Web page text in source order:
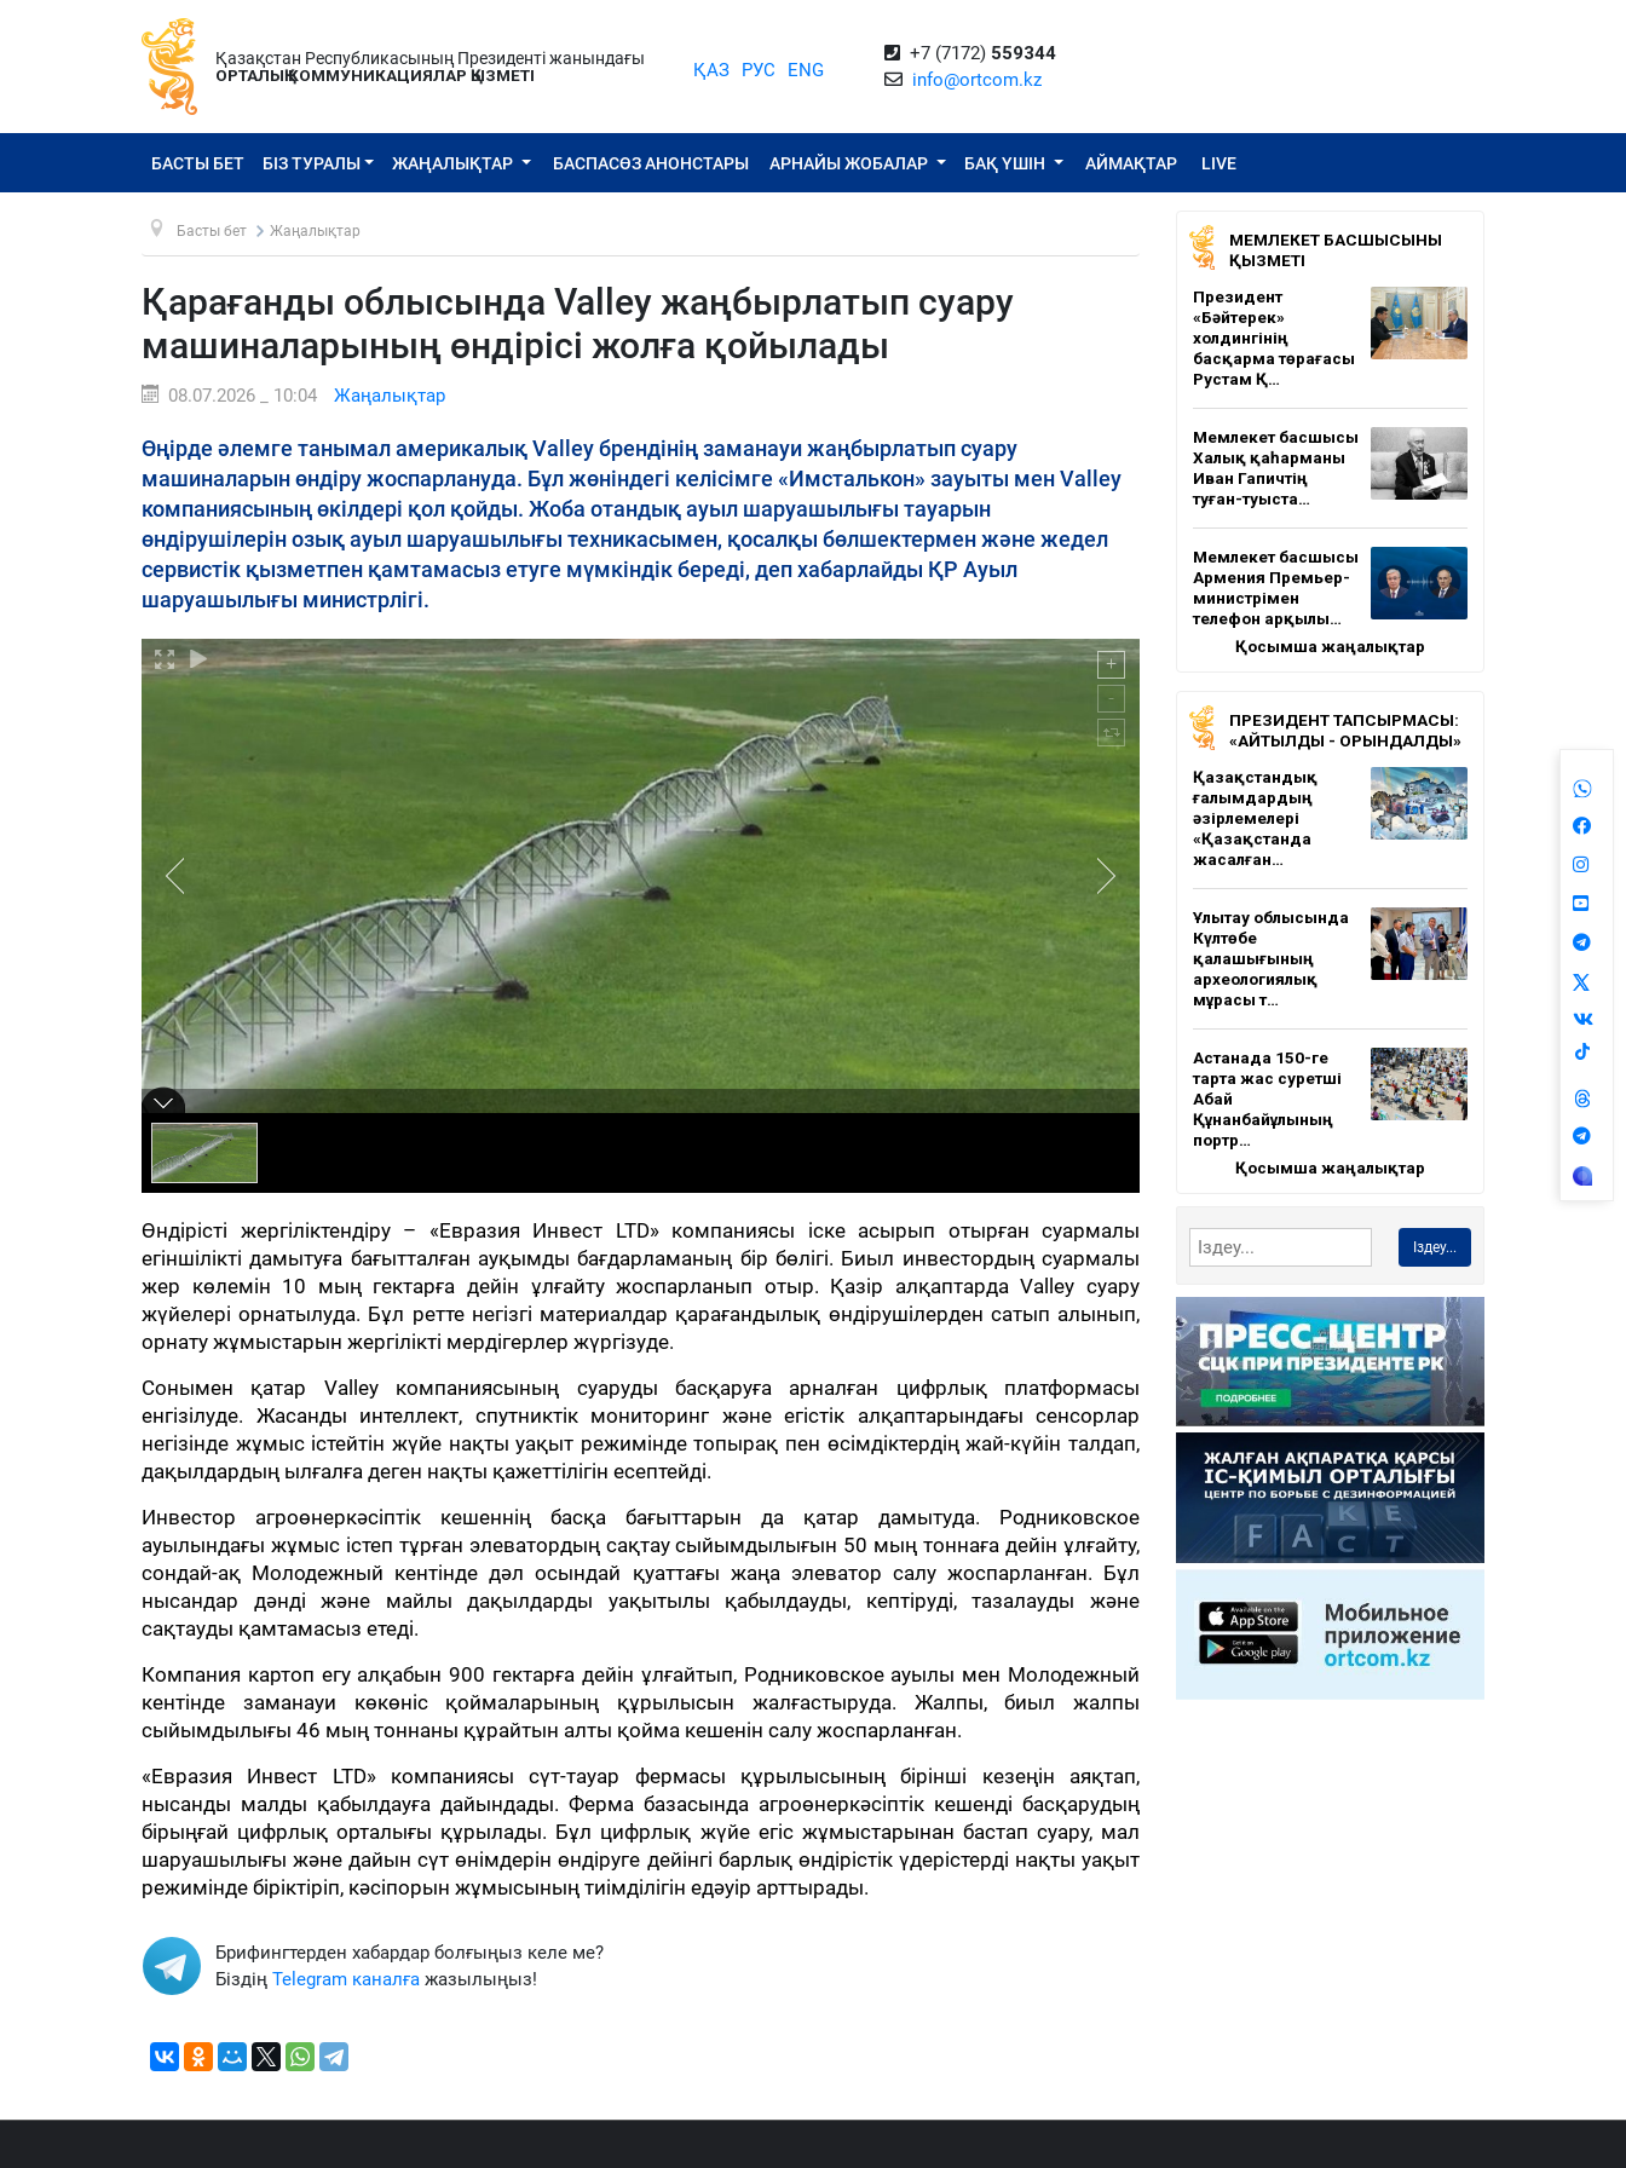
Қазақстан Республикасының Президенті жанындағы
ОРТАЛЫҚ КОММУНИКАЦИЯЛАР ҚЫЗМЕТІ
ҚАЗ РУС ENG
+7 (7172) 559344
info@ortcom.kz
БАСТЫ БЕТ БІЗ ТУРАЛЫ ЖАҢАЛЫҚТАР БАСПАСӨЗ АНОНСТАРЫ АРНАЙЫ ЖОБАЛАР БАҚ ҮШІН АЙМАҚТАР LIVE
Басты бет Жаңалықтар
Қарағанды облысында Valley жаңбырлатып суару
машиналарының өндірісі жолға қойылады
08.07.2026 _ 10:04 Жаңалықтар
Өңірде әлемге танымал америкалық Valley брендінің заманауи жаңбырлатып суару
машиналарын өндіру жоспарлануда. Бұл жөніндегі келісімге «Имсталькон» зауыты мен Valley
компаниясының өкілдері қол қойды. Жоба отандық ауыл шаруашылығы тауарын
өндірушілерін озық ауыл шаруашылығы техникасымен, қосалқы бөлшектермен және жедел
сервистік қызметпен қамтамасыз етуге мүмкіндік береді, деп хабарлайды ҚР Ауыл
шаруашылығы министрлігі.
Өндірісті жергіліктендіру – «Евразия Инвест LTD» компаниясы іске асырып отырған суармалы
егіншілікті дамытуға бағытталған ауқымды бағдарламаның бір бөлігі. Биыл инвестордың суармалы
жер көлемін 10 мың гектарға дейін ұлғайту жоспарланып отыр. Қазір алқаптарда Valley суару
жүйелері орнатылуда. Бұл ретте негізгі материалдар қарағандылық өндірушілерден сатып алынып,
орнату жұмыстарын жергілікті мердігерлер жүргізуде.
Сонымен қатар Valley компаниясының суаруды басқаруға арналған цифрлық платформасы
енгізілуде. Жасанды интеллект, спутниктік мониторинг және егістік алқаптарындағы сенсорлар
негізінде жұмыс істейтін жүйе нақты уақыт режимінде топырақ пен өсімдіктердің жай-күйін талдап,
дақылдардың ылғалға деген нақты қажеттілігін есептейді.
Инвестор агроөнеркәсіптік кешеннің басқа бағыттарын да қатар дамытуда. Родниковское
ауылындағы жұмыс істеп тұрған элеватордың сақтау сыйымдылығын 50 мың тоннаға дейін ұлғайту,
сондай-ақ Молодежный кентінде дәл осындай қуаттағы жаңа элеватор салу жоспарланған. Бұл
нысандар дәнді және майлы дақылдарды уақытылы қабылдауды, кептіруді, тазалауды және
сақтауды қамтамасыз етеді.
Компания картоп егу алқабын 900 гектарға дейін ұлғайтып, Родниковское ауылы мен Молодежный
кентінде заманауи көкөніс қоймаларының құрылысын жалғастыруда. Жалпы, биыл жалпы
сыйымдылығы 46 мың тоннаны құрайтын алты қойма кешенін салу жоспарланған.
«Евразия Инвест LTD» компаниясы сүт-тауар фермасы құрылысының бірінші кезеңін аяқтап,
нысанды малды қабылдауға дайындады. Ферма базасында агроөнеркәсіптік кешенді басқарудың
бірыңғай цифрлық орталығы құрылады. Бұл цифрлық жүйе егіс жұмыстарынан бастап суару, мал
шаруашылығы және дайын сүт өнімдерін өндіруге дейінгі барлық өндірістік үдерістерді нақты уақыт
режимінде біріктіріп, кәсіпорын жұмысының тиімділігін едәуір арттырады.
Брифингтерден хабардар болғыңыз келе ме?
Біздің Telegram каналға жазылыңыз!
МЕМЛЕКЕТ БАСШЫСЫНЫҢ
ҚЫЗМЕТІ
Президент
«Бәйтерек»
холдингінің
басқарма төрағасы
Рустам Қ…
Мемлекет басшысы
Халық қаһарманы
Иван Гапичтің
туған-туыста…
Мемлекет басшысы
Армения Премьер-
министрімен
телефон арқылы…
Қосымша жаңалықтар
ПРЕЗИДЕНТ ТАПСЫРМАСЫ:
«АЙТЫЛДЫ - ОРЫНДАЛДЫ»
Қазақстандық
ғалымдардың
әзірлемелері
«Қазақстанда
жасалған…
Ұлытау облысында
Күлтөбе
қалашығының
археологиялық
мұрасы т…
Астанада 150-ге
тарта жас суретші
Абай
Құнанбайұлының
портр…
Қосымша жаңалықтар
Іздеу...